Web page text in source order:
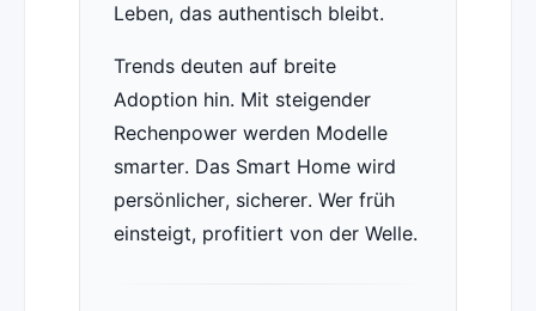
Leben, das authentisch bleibt.
Trends deuten auf breite
Adoption hin. Mit steigender
Rechenpower werden Modelle
smarter. Das Smart Home wird
persönlicher, sicherer. Wer früh
einsteigt, profitiert von der Welle.